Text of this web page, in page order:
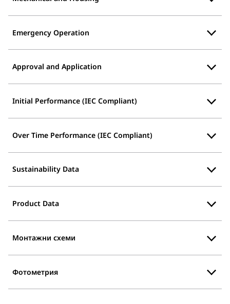
Emergency Operation
Approval and Application
Initial Performance (IEC Compliant)
Over Time Performance (IEC Compliant)
Sustainability Data
Product Data
Монтажни схеми
Фотометрия